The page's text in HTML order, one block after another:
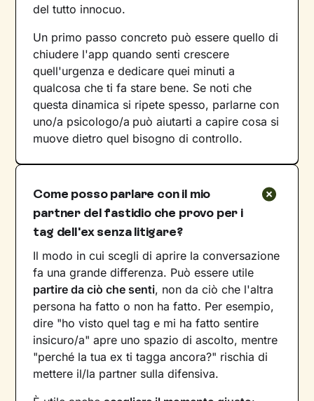
del tutto innocuo.
Un primo passo concreto può essere quello di
chiudere l'app quando senti crescere
quell'urgenza e dedicare quei minuti a
qualcosa che ti fa stare bene. Se noti che
questa dinamica si ripete spesso, parlarne con
uno/a psicologo/a può aiutarti a capire cosa si
muove dietro quel bisogno di controllo.
Come posso parlare con il mio
partner del fastidio che provo per i
tag dell'ex senza litigare?
Il modo in cui scegli di aprire la conversazione
fa una grande differenza. Può essere utile
partire da ciò che senti, non da ciò che l'altra
persona ha fatto o non ha fatto. Per esempio,
dire "ho visto quel tag e mi ha fatto sentire
insicuro/a" apre uno spazio di ascolto, mentre
"perché la tua ex ti tagga ancora?" rischia di
mettere il/la partner sulla difensiva.